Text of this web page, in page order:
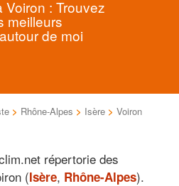
Voiron : Trouvez
meilleurs
de moi
> Rhône-Alpes > Isère > Voiron
répertorie des
(Isère, Rhône-Alpes).